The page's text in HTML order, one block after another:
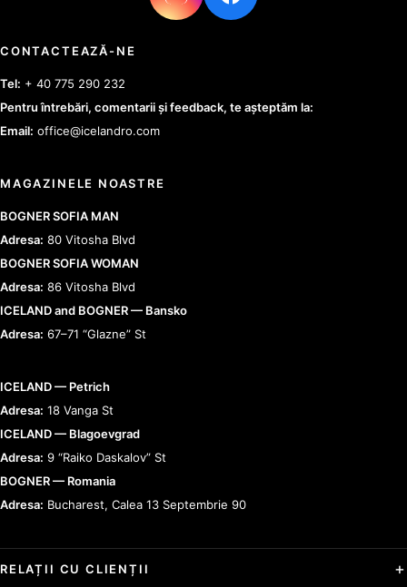
CONTACTEAZĂ-NE
Tel: + 40 775 290 232
Pentru întrebări, comentarii și feedback, te așteptăm la:
Email: office@icelandro.com
MAGAZINELE NOASTRE
BOGNER SOFIA MAN
Adresa: 80 Vitosha Blvd
BOGNER SOFIA WOMAN
Adresa: 86 Vitosha Blvd
ICELAND and BOGNER — Bansko
Adresa: 67–71 “Glazne” St
ICELAND — Petrich
Adresa: 18 Vanga St
ICELAND — Blagoevgrad
Adresa: 9 “Raiko Daskalov” St
BOGNER — Romania
Adresa: Bucharest, Calea 13 Septembrie 90
RELAȚII CU CLIENȚII